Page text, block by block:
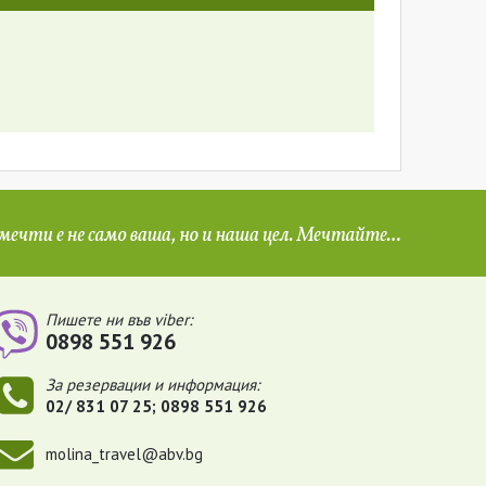
Пишете ни във viber:
0898 551 926
За резервации и информация:
02/ 831 07 25; 0898 551 926
molina_travel@abv.bg